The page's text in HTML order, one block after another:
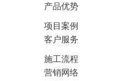
产品优势
项目案例
客户服务
施工流程
营销网络